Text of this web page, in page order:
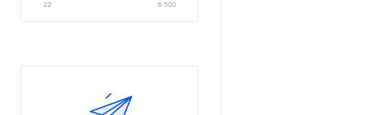
22 6 500